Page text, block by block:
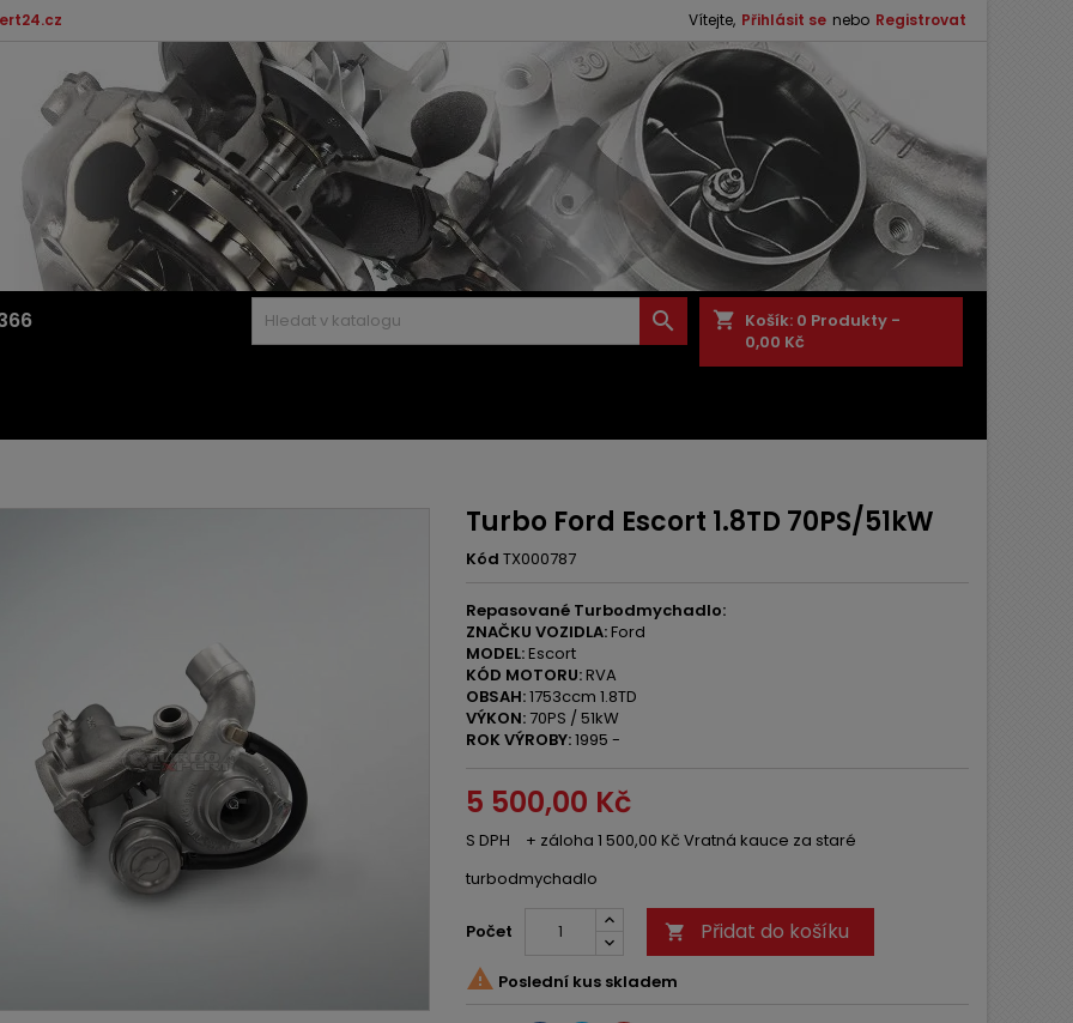
Vítejte, Přihlásit se nebo Registrovat
shopping_cart Košík: 0 Produkty -
0,00 Kč

Turbo Ford Escort 1.8TD 70PS/51kW
Kód TX000787
Repasované Turbodmychadlo:
ZNAČKU VOZIDLA:Ford
MODEL:Escort
KÓD MOTORU:RVA
OBSAH:1753ccm 1.8TD
VÝKON: 70PS / 51kW
ROK VÝROBY:1995 -
5 500,00 Kč
S DPH
+ záloha 1 500,00 Kč Vratná kauce za staré
turbodmychadlo
Počet  Přidat do košíku
 Poslední kus skladem